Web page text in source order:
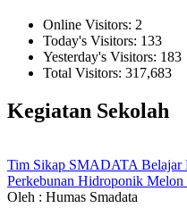
Online Visitors: 2
Today's Visitors: 133
Yesterday's Visitors: 183
Total Visitors: 317,683
Kegiatan Sekolah
Tim Sikap SMADATA Belajar
Perkebunan Hidroponik Melon
Oleh : Humas Smadata